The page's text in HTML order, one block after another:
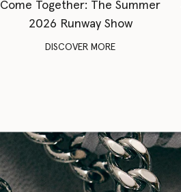
Come Together: The Summer
2026 Runway Show
DISCOVER MORE